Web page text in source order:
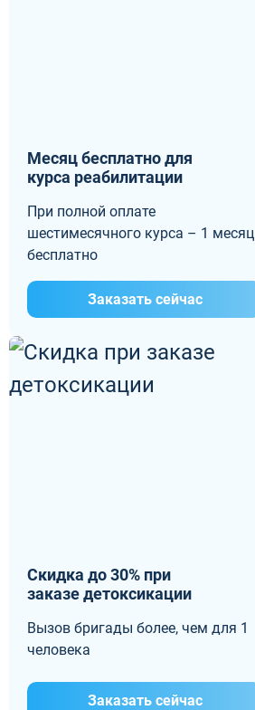
Месяц бесплатно для
курса реабилитации
При полной оплате
шестимесячного курса – 1 месяц
бесплатно
Заказать сейчас
Скидка до 30% при
заказе детоксикации
Вызов бригады более, чем для 1
человека
Заказать сейчас